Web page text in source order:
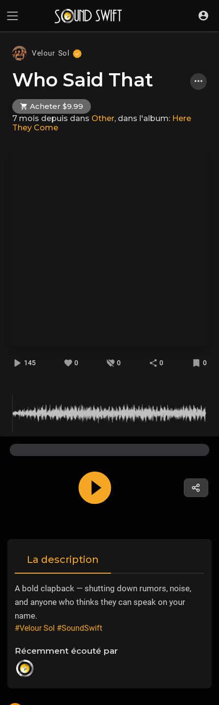
Velour Sol
Who Said That
Acheter $9.99
7 mois depuis dans Other, dans l'album: Here
They Come
145 0 0 0 0
La description
A bold clapback — shutting down rumors, noise,
and anyone who thinks they can speak on your
name.
#Velour Sol #SoundSwift
Récemment écouté par